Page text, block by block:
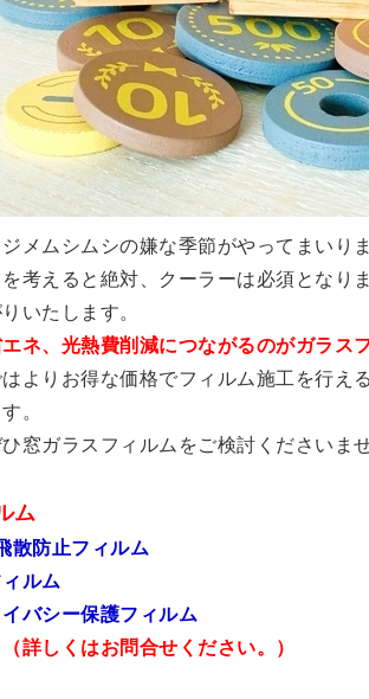
メムシムシの嫌な季節がやってまいりま
考えると絶対、クーラーは必須となり
いたします。
ネ、光熱費削減につながるのがガラス
よりお得な価格でフィルム施工を行える
。
窓ガラスフィルムをご検討くださいま
ム
散防止フィルム
ルム
イバシー保護フィルム
詳しくはお問合せください。）